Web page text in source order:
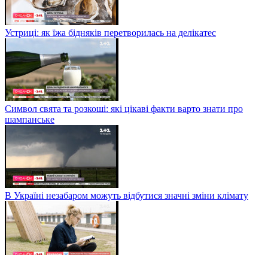
Устриці: як їжа бідняків перетворилась на делікатес
Символ свята та розкоші: які цікаві факти варто знати про
шампанське
В Україні незабаром можуть відбутися значні зміни клімату